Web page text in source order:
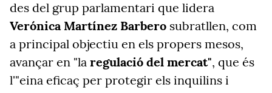
des del grup parlamentari que lidera
Verónica Martínez Barbero subratllen, com
a principal objectiu en els propers mesos,
avançar en "la regulació del mercat", que és
l'"eina eficaç per protegir els inquilins i